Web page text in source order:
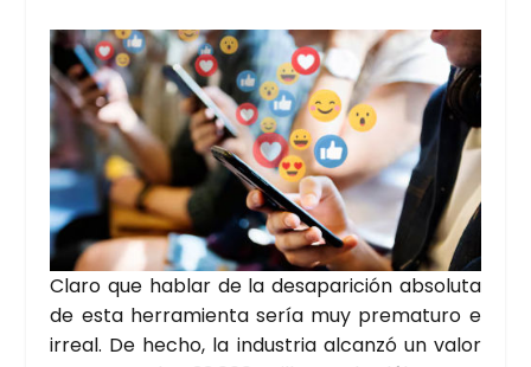
Cla­ro que hablar de la des­apa­ri­ción abso­lu­ta
de esta herra­mien­ta sería muy pre­ma­tu­ro e
irreal. De hecho, la indus­tria alcan­zó un valor